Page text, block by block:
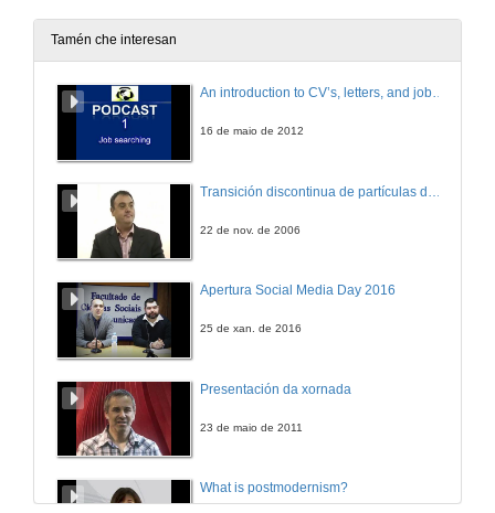
24 de nov. de 2008
Tamén che interesan
An introduction to CV’s, letters, and job searching
16 de maio de 2012
22 de nov. de 2006
Apertura Social Media Day 2016
25 de xan. de 2016
Presentación da xornada
23 de maio de 2011
What is postmodernism?